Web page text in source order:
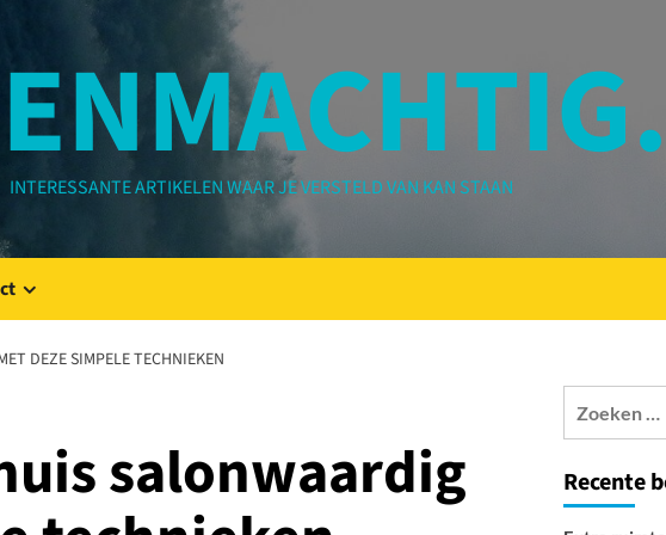
INTERESSANTE ARTIKELEN WAAR JE VERSTELD VAN KAN STAAN
DEZE SIMPELE TECHNIEKEN
salonwaardig Recente